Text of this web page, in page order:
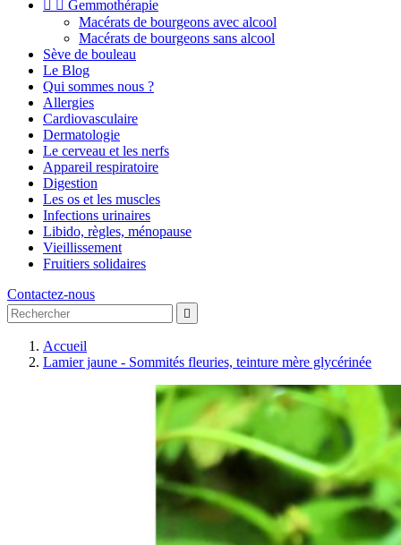
  Gemmothérapie
Macérats de bourgeons avec alcool
Macérats de bourgeons sans alcool
Sève de bouleau
Le Blog
Qui sommes nous ?
Allergies
Cardiovasculaire
Dermatologie
Le cerveau et les nerfs
Appareil respiratoire
Digestion
Les os et les muscles
Infections urinaires
Libido, règles, ménopause
Vieillissement
Fruitiers solidaires
Contactez-nous

Accueil
Lamier jaune - Sommités fleuries, teinture mère glycérinée